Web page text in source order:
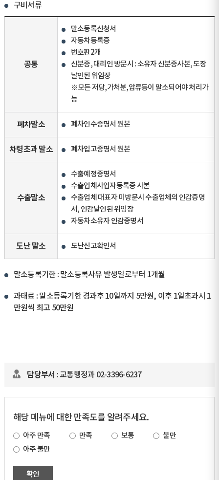
구비서류
공통
말소등록신청서
자동차등록증
번호판2개
신분증, 대리인 방문시 : 소유자 신분증사본, 도장
날인된 위임장
※모든 저당,가처분,압류등이 말소되어야 처리가
능
폐차말소 폐차인수증명서 원본
차령초과 말소 폐차입고증명서 원본
수출말소
수출예정증명서
수출업체사업자등록증 사본
수출업체 대표자 미방문시 수출업체의 인감증명
서, 인감날인된 위임장
자동차소유자 인감증명서
도난 말소 도난신고확인서
말소등록기한 : 말소등록사유 발생일로부터 1개월
과태료 : 말소등록기한 경과후 10일까지 5만원, 이후 1일초과시 1
만원씩 최고 50만원
담당부서 : 교통행정과 02-3396-6237
해당 메뉴에 대한 만족도를 알려주세요.
아주 만족 만족 보통
불만
아주 불만
확인